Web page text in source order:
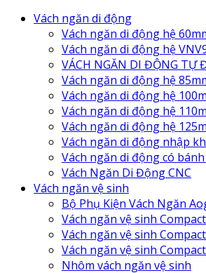
Vách ngăn di động
Vách ngăn di động hệ
Vách ngăn di động hệ
VÁCH NGĂN DI ĐỘNG TỰ
Vách ngăn di động hệ
Vách ngăn di động hệ
Vách ngăn di động hệ
Vách ngăn di động hệ
Vách ngăn di động nhập
Vách ngăn di động có
Vách Ngăn Di Động CNC
Vách ngăn vệ sinh
Bộ Phụ Kiện Vách Ngăn
Vách ngăn vệ sinh
Vách ngăn vệ sinh
Vách ngăn vệ sinh
Nhôm vách ngăn vệ sinh